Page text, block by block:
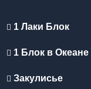
1 Лаки Блок
1 Блок в Океане
Закулисье